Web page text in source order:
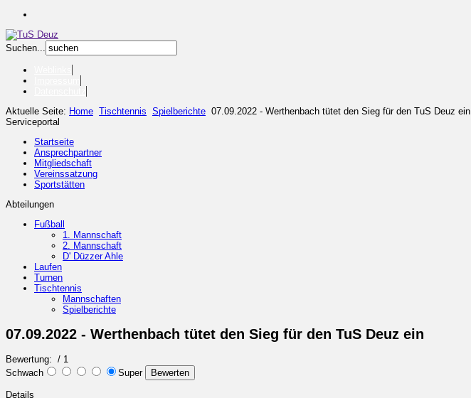
Suchen...
Aktuelle Seite: Home Tischtennis Spielberichte 07.09.2022 - Werthenbach tütet den Sieg für den TuS Deuz ein
Serviceportal
Startseite
Ansprechpartner
Mitgliedschaft
Vereinssatzung
Sportstätten
Abteilungen
Fußball
1. Mannschaft
2. Mannschaft
D' Düzzer Ahle
Laufen
Turnen
Tischtennis
Mannschaften
Spielberichte
07.09.2022 - Werthenbach tütet den Sieg für den TuS Deuz ein
Bewertung: / 1
Schwach
Super
Details